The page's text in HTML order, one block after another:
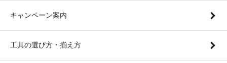
キャンペーン案内
工具の選び方・揃え方